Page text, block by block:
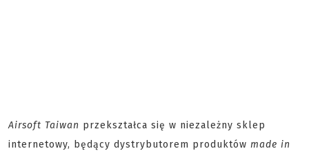
Airsoft Taiwan przekształca się w niezależny sklep
internetowy, będący dystrybutorem produktów made in